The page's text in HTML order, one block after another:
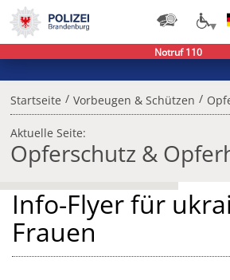
Startseite / Vorbeugen & Schützen /
Aktuelle Seite:
Opferschutz &
Info-Flyer für
Frauen
Notruf 110